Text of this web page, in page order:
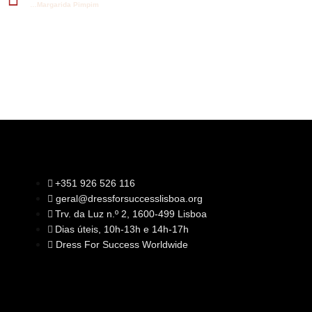
…Margarida Pimpim
+351 926 526 116
geral@dressforsuccesslisboa.org
Trv. da Luz n.º 2, 1600-499 Lisboa
Dias úteis, 10h-13h e 14h-17h
Dress For Success Worldwide